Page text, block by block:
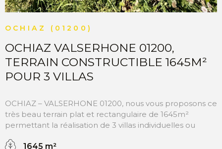
OCHIAZ (01200)
OCHIAZ VALSERHONE 01200,
TERRAIN CONSTRUCTIBLE 1645M²
POUR 3 VILLAS
OCHIAZ – VALSERHONE 01200, nous vous proposons ce
très beau terrain plat et rectangulaire de 1645m²
permettant la réalisation de 3 villas individuelles ou
de 0.40. Ce terrain est libre constructeur avec toutes les
1645 m²